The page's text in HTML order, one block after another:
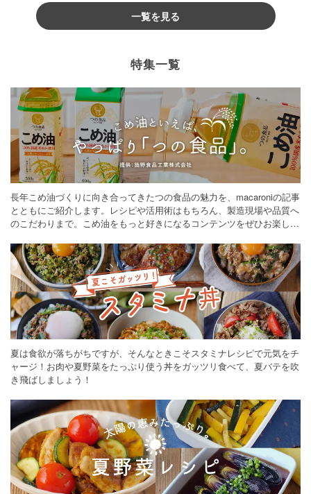
一覧を見る
特集一覧
長年こめ油づくりに向き合ってきたつの食品の魅力を、macaroniの記事
とともにご紹介します。レシピや活用術はもちろん、製造現場や品質へ
のこだわりまで。こめ油をもっと好きになるコンテンツをぜひお楽しみ
夏は食欲が落ちがちですが、そんなときこそスタミナレシピで元気をチ
ャージ！お肉や夏野菜をたっぷり使う丼をガッツリ食べて、夏バテを吹
き飛ばしましょう！